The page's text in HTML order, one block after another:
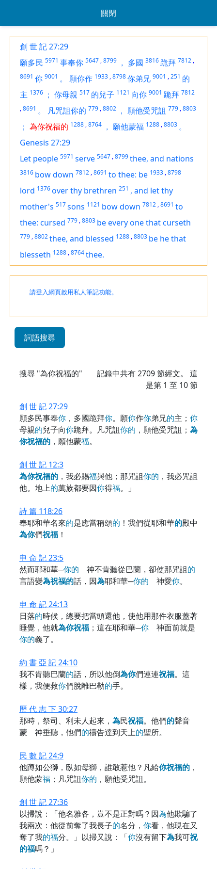
關閉
創 世 記 27:29
願多民 5971 事奉你 5647 ,8799 ， 多國 3816跪拜 7812 ,
8691 你 9001 。 願你作 1933 ,8798你弟兄 9001 ,251 的
主 1376 ； 你母親 517 的兒子 1121 向你 9001 跪拜 7812
,8691 。 凡咒詛你的 779 ,8802 ， 願他受咒詛 779 ,8803
； 為你祝福的 1288 ,8764 ， 願他蒙福 1288 ,8803 。
Genesis 27:29
Let people 5971 serve 5647 ,8799thee, and nations
3816 bow down 7812 ,8691 to thee: be 1933 ,8798
lord 1376over thy brethren 251 , and let thy
mother's 517sons 1121 bow down 7812 ,8691 to
thee: cursed 779 ,8803 beevery one that curseth
779 ,8802thee, and blessed 1288 ,8803 be he that
blesseth 1288 ,8764thee.
請登入網頁啟用私人筆記功能。
詞語搜尋
搜尋 "為你祝福的" 記錄中共有2709節經文。 這
是第 1 至 10 節
創 世 記 27:29
願多民事奉你 ，多國跪拜你。願你作你弟兄的主； 你
母親的兒子向你跪拜。凡咒詛你的 ，願他受咒詛； 為
你祝福的 ，願他蒙福。
創 世 記 12:3
為你祝福的 ，我必賜福與他；那咒詛你的 ，我必咒詛
他。地上的萬族都要因你得福。」
詩 篇 118:26
奉耶和華名來的是應當稱頌的 ！我們從耶和華的殿中
為你們祝福 ！
申 命 記 23:5
然而耶和華─你的 神不肯聽從巴蘭，卻使那咒詛的
言語變為祝福的話，因為耶和華─你的 神愛你。
申 命 記 24:13
日落的時候，總要把當頭還他，使他用那件衣服蓋著
睡覺，他就為你祝福 ；這在耶和華─你 神面前就是
你的義了。
約 書 亞 記 24:10
我不肯聽巴蘭的話，所以他倒為你們連連祝福。這
樣，我便救你們脫離巴勒的手。
歷 代 志 下 30:27
那時，祭司、利未人起來， 為民祝福。他們的聲音
蒙 神垂聽，他們的禱告達到天上的聖所。
民 數 記 24:9
他蹲如公獅，臥如母獅，誰敢惹他？凡給你祝福的 ，
願他蒙福 ；凡咒詛你的 ，願他受咒詛。
創 世 記 27:36
以掃說：「他名雅各，豈不是正對嗎？因為他欺騙了
我兩次：他從前奪了我長子的名分， 你看，他現在又
奪了我的福分。」以掃又說：「你沒有留下為我可祝
的福嗎？」